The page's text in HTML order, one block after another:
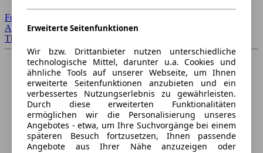
Forum Startseite
Alle Auto-Foren
Themen-Forum
Erweiterte Seitenfunktionen
Wir bzw. Drittanbieter nutzen unterschiedliche
technologische Mittel, darunter u.a. Cookies und
ähnliche Tools auf unserer Webseite, um Ihnen
erweiterte Seitenfunktionen anzubieten und ein
verbessertes Nutzungserlebnis zu gewährleisten.
Durch diese erweiterten Funktionalitäten
ermöglichen wir die Personalisierung unseres
Angebotes - etwa, um Ihre Suchvorgänge bei einem
späteren Besuch fortzusetzen, Ihnen passende
Angebote aus Ihrer Nähe anzuzeigen oder